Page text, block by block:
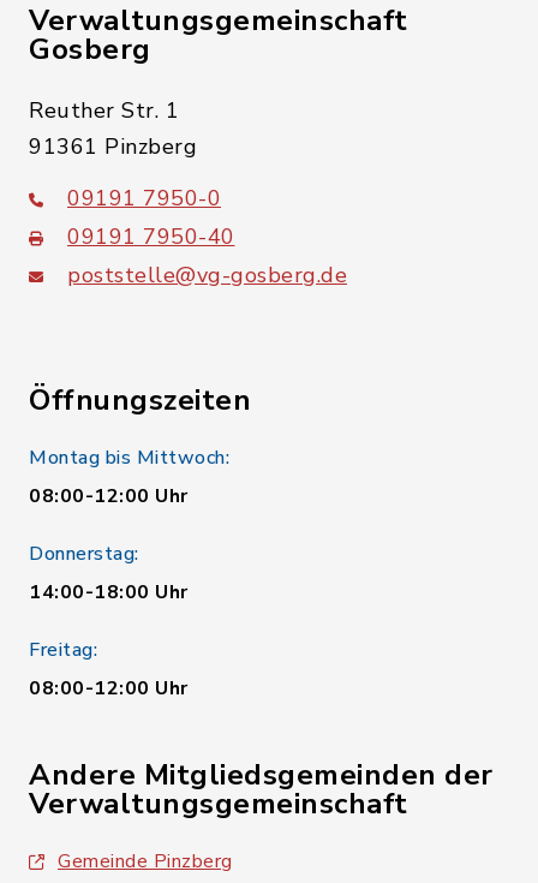
Verwaltungsgemeinschaft
Gosberg
Reuther Str. 1
91361 Pinzberg
09191 7950-0
09191 7950-40
poststelle@vg-gosberg.de
Öffnungszeiten
Montag bis Mittwoch:
08:00-12:00 Uhr
Donnerstag:
14:00-18:00 Uhr
Freitag:
08:00-12:00 Uhr
Andere Mitgliedsgemeinden der
Verwaltungsgemeinschaft
Gemeinde Pinzberg